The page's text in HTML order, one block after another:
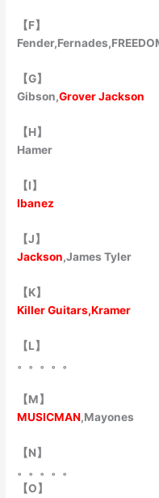
【F】
【G】
Gibson,Grover Jackson
【H】
Hamer
【I】
Ibanez
【J】
Jackson,James Tyler
【K】
Killer Guitars,Kramer
【L】
。。。。。
【M】
MUSICMAN,Mayones
【N】
。。。。。
【O】